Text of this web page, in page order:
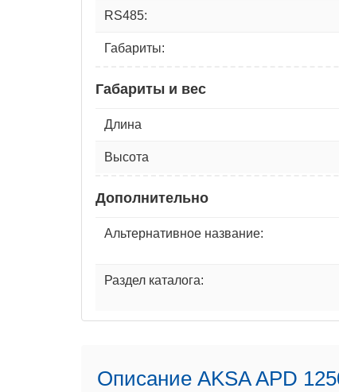
RS485:
Габариты:
Габариты и вес
Длина
Высота
Дополнительно
Альтернативное название:
Раздел каталога:
Описание AKSA APD